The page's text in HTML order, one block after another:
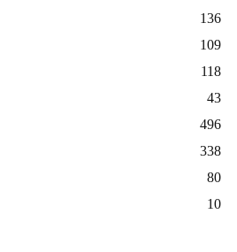
136
109
118
43
496
338
80
10